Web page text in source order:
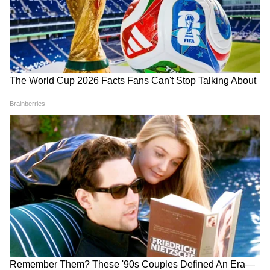
DOWNLOAD APP
RECOMMENDED STORIES
Home Diet Tips: রাত জেগে
উপভোগ করছেন ফুটবল
বিশ্বকাপ, শরীর ঠিক রাখতে
কয়েকটি গুরুত্বপূর্ণ ডায়েট টিপস
Mohun Bagan Transfer
Update: বিখ্যাত এই মিডফিল্ডার
সই করছেন মোহনবাগানে?
দলবদলের গরম খবর